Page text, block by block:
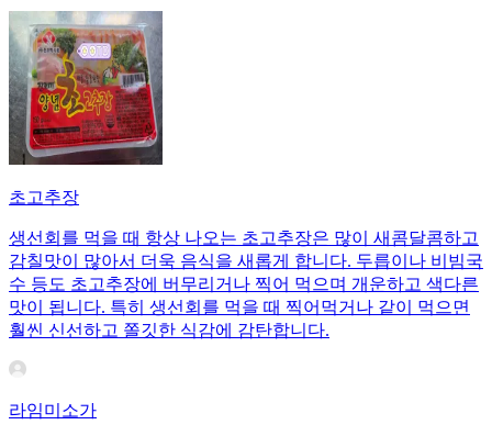
초고추장
생선회를 먹을 때 항상 나오는 초고추장은 많이 새콤달콤하고
감칠맛이 많아서 더욱 음식을 새롭게 합니다. 두릅이나 비빔국
수 등도 초고추장에 버무리거나 찍어 먹으며 개운하고 색다른
맛이 됩니다. 특히 생선회를 먹을 때 찍어먹거나 같이 먹으면
훨씬 신선하고 쫄깃한 식감에 감탄합니다.
라임미소가